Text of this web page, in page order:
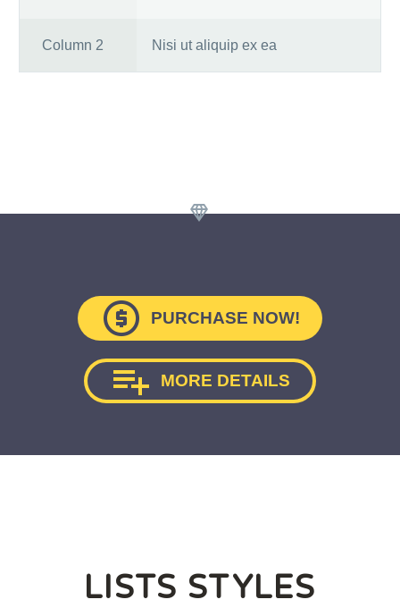
Column 2 Nisi ut aliquip ex ea


 PURCHASE NOW!
 MORE DETAILS
LISTS STYLES